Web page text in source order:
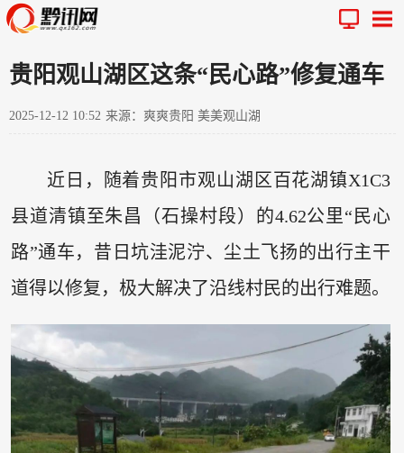
贵阳观山湖区这条“民心路”修复通车
2025-12-12 10:52 来源：爽爽贵阳 美美观山湖
近日，随着贵阳市观山湖区百花湖镇X1C3
县道清镇至朱昌（石操村段）的4.62公里“民心
路”通车，昔日坑洼泥泞、尘土飞扬的出行主干
道得以修复，极大解决了沿线村民的出行难题。